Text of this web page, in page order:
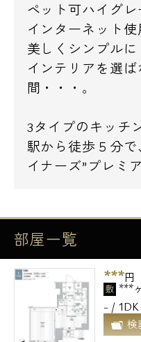
ペット可ハイグ
インターネット
美しくシンプルに
インテリアを選
間・・・。
3タイプのキッ
駅から徒歩５分
イナーズ”プレミ
部屋一覧
***円
敷 ***
- / 1DK
検